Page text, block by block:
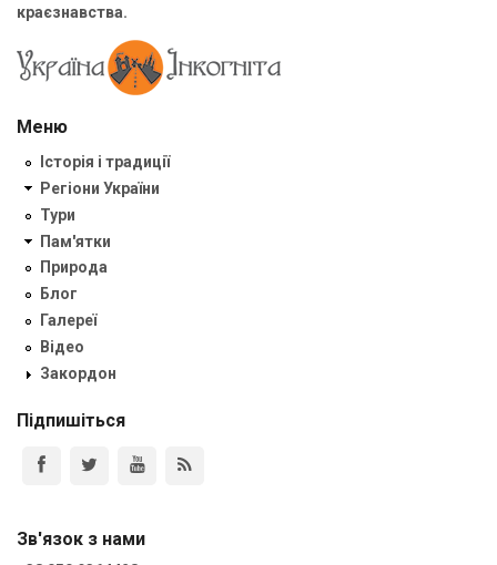
краєзнавства.
Меню
Історія і традиції
Регіони України
Тури
Пам'ятки
Природа
Блог
Галереї
Відео
Закордон
Підпишіться
Зв'язок з нами